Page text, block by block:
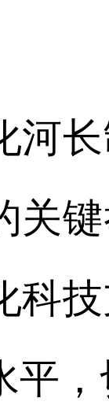
长
关
科
平